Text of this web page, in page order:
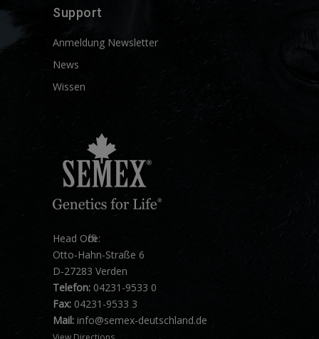
Support
Anmeldung Newsletter
News
Wissen
Head Office:
Otto-Hahn-Straße 6
D-27283 Verden
Telefon: 04231-9533 0
Fax: 04231-9533 3
Mail: info@semex-deutschland.de